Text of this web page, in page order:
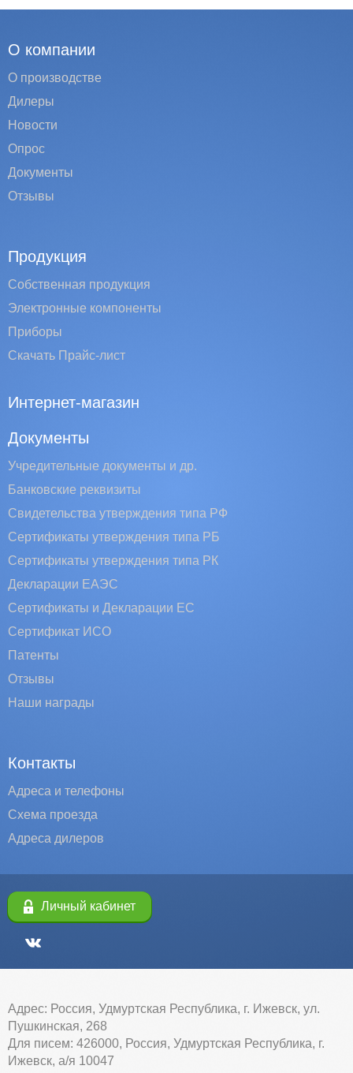
О компании
О производстве
Дилеры
Новости
Опрос
Документы
Отзывы
Продукция
Собственная продукция
Электронные компоненты
Приборы
Скачать Прайс-лист
Интернет-магазин
Документы
Учредительные документы и др.
Банковские реквизиты
Свидетельства утверждения типа РФ
Сертификаты утверждения типа РБ
Сертификаты утверждения типа РК
Декларации ЕАЭС
Сертификаты и Декларации EC
Сертификат ИСО
Патенты
Отзывы
Наши награды
Контакты
Адреса и телефоны
Схема проезда
Адреса дилеров
Личный кабинет
Адрес: Россия, Удмуртская Республика, г. Ижевск, ул.
Пушкинская, 268
Для писем: 426000, Россия, Удмуртская Республика, г.
Ижевск, а/я 10047